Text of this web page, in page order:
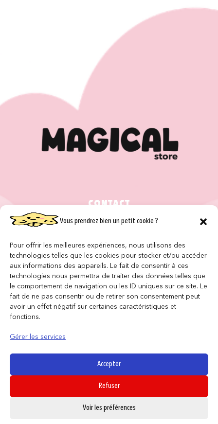
Vous prendrez bien un petit cookie ?
Pour offrir les meilleures expériences, nous utilisons des
technologies telles que les cookies pour stocker et/ou accéder
aux informations des appareils. Le fait de consentir à ces
technologies nous permettra de traiter des données telles que
le comportement de navigation ou les ID uniques sur ce site. Le
fait de ne pas consentir ou de retirer son consentement peut
avoir un effet négatif sur certaines caractéristiques et
fonctions.
Gérer les services
Accepter
Refuser
Voir les préférences
CONTACT
NOS MAGASINS
QUI SOMMES NOUS ?
NOUS REJOINDRE
F.A.Q
Politique de confidentialité
Politique de cookies
Mentions légales
SUIVEZ NOUS